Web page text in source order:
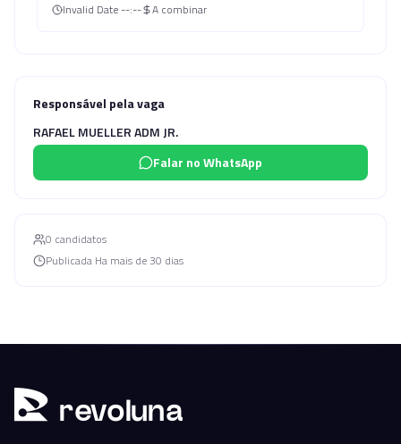
Invalid Date --:-- A combinar
Responsável pela vaga
RAFAEL MUELLER ADM JR.
Falar no WhatsApp
0 candidatos
Publicada Ha mais de 30 dias
revoluna